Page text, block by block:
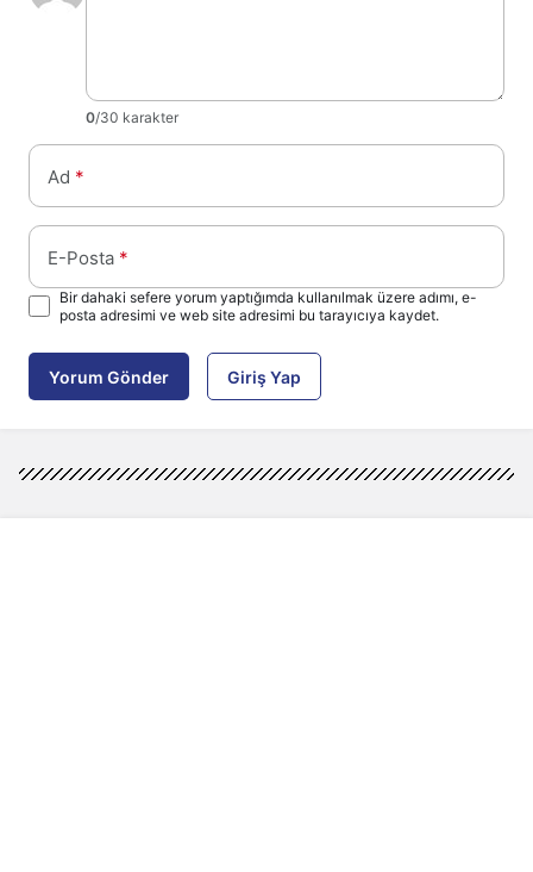
0/30 karakter
Ad *
E-Posta *
Bir dahaki sefere yorum yaptığımda kullanılmak üzere adımı, e-
posta adresimi ve web site adresimi bu tarayıcıya kaydet.
Yorum Gönder Giriş Yap